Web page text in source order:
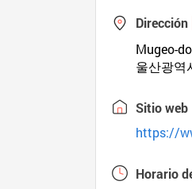
Dirección
Mugeo-
울산광역
Sitio web
https://
Horario